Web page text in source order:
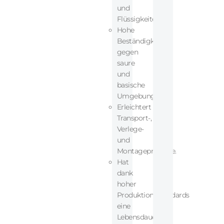
und
Flüssigkeiten.
Hohe
Beständigkeit
gegen
saure
und
basische
Umgebungen.
Erleichtert
Transport-,
Verlege-
und
Montageprozesse.
Hat
dank
hoher
Produktionsstandards
eine
Lebensdauer